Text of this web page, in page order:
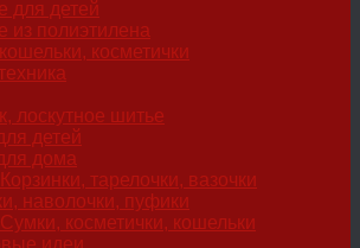
для детей
из полиэтилена
косметички
лоскутное шитье
детей
дома
тарелочки, вазочки
наволочки, пуфики
косметички, кошельки
идеи